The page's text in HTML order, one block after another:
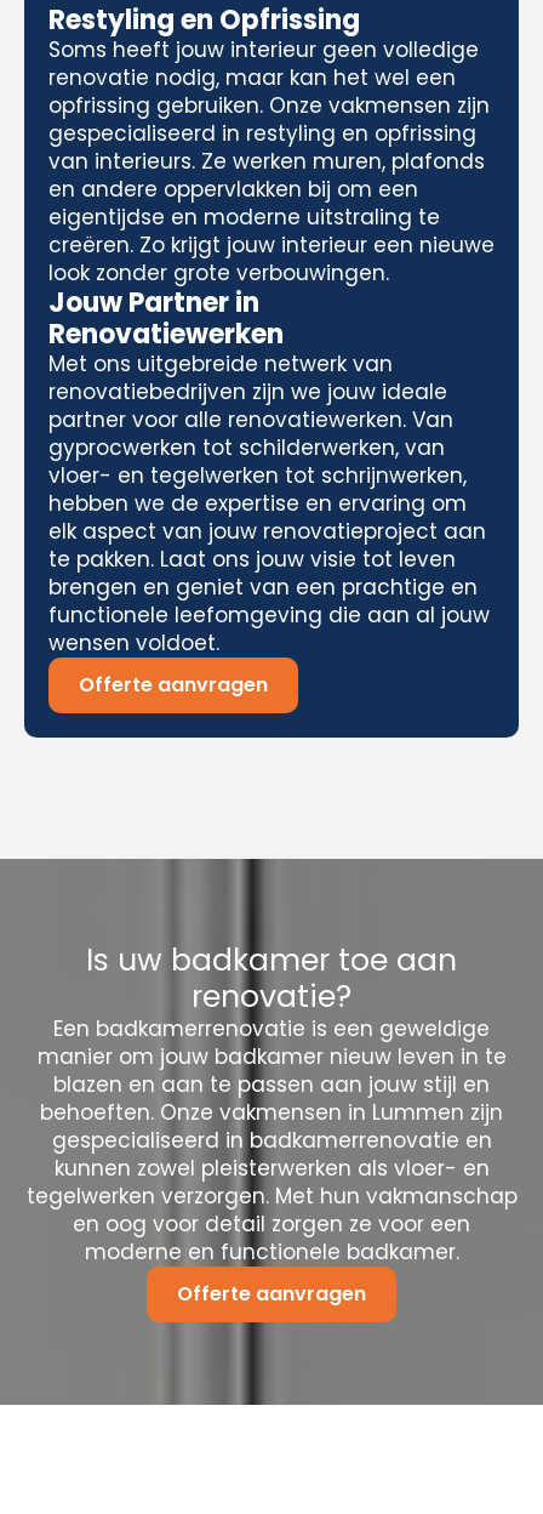
Restyling en Opfrissing
Soms heeft jouw interieur geen volledige
renovatie nodig, maar kan het wel een
opfrissing gebruiken. Onze vakmensen zijn
gespecialiseerd in restyling en opfrissing
van interieurs. Ze werken muren, plafonds
en andere oppervlakken bij om een
eigentijdse en moderne uitstraling te
creëren. Zo krijgt jouw interieur een nieuwe
look zonder grote verbouwingen.
Jouw Partner in
Renovatiewerken
Met ons uitgebreide netwerk van
renovatiebedrijven zijn we jouw ideale
partner voor alle renovatiewerken. Van
gyprocwerken tot schilderwerken, van
vloer- en tegelwerken tot schrijnwerken,
hebben we de expertise en ervaring om
elk aspect van jouw renovatieproject aan
te pakken. Laat ons jouw visie tot leven
brengen en geniet van een prachtige en
functionele leefomgeving die aan al jouw
wensen voldoet.
Offerte aanvragen
Is uw badkamer toe aan
renovatie?
Een badkamerrenovatie is een geweldige
manier om jouw badkamer nieuw leven in te
blazen en aan te passen aan jouw stijl en
behoeften. Onze vakmensen in Lummen zijn
gespecialiseerd in badkamerrenovatie en
kunnen zowel pleisterwerken als vloer- en
tegelwerken verzorgen. Met hun vakmanschap
en oog voor detail zorgen ze voor een
moderne en functionele badkamer.
Offerte aanvragen